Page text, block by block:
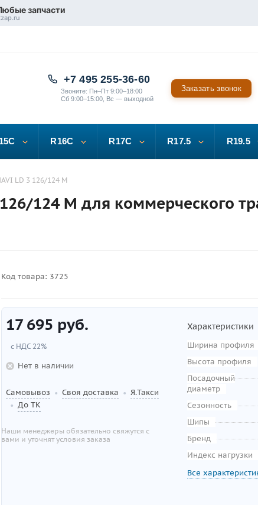
запчасти
+7 495 255-36-60
Звоните: Пн–Пт 9:00–18:00
Сб 9:00–15:00, Вс — выходной
Заказать звонок
R16C R17C R17.5 R19.5
LD 3 126/124 M
124 M для коммерческого
Код товара: 3725
17 695 руб.
с НДС 22%
Нет в наличии
Самовывоз • Своя доставка • Я.Такси
• До ТК
Наши менеджеры обязательно свяжутся с
вами и уточнят условия заказа
Характеристики
Ширина профиля
Высота профиля
Посадочный
диаметр
Сезонность
Шипы
Бренд
Индекс нагрузки
Все